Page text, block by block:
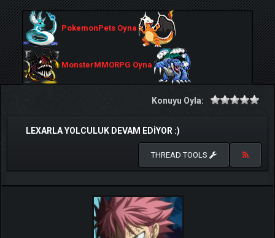
PokemonPets Oyna
MonsterMMORPG Oyna
Konuyu Oyla:
LEXARLA YOLCULUK DEVAM EDIYOR :)
THREAD TOOLS